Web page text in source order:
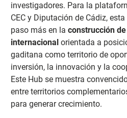
investigadores. Para la
CEC y Diputación de Cádiz,
paso más en la construcción
internacionalorientada a
gaditana como territorio de
inversión, la innovación y la
Este Hub se muestra
entre territorios
para generar crecimiento.